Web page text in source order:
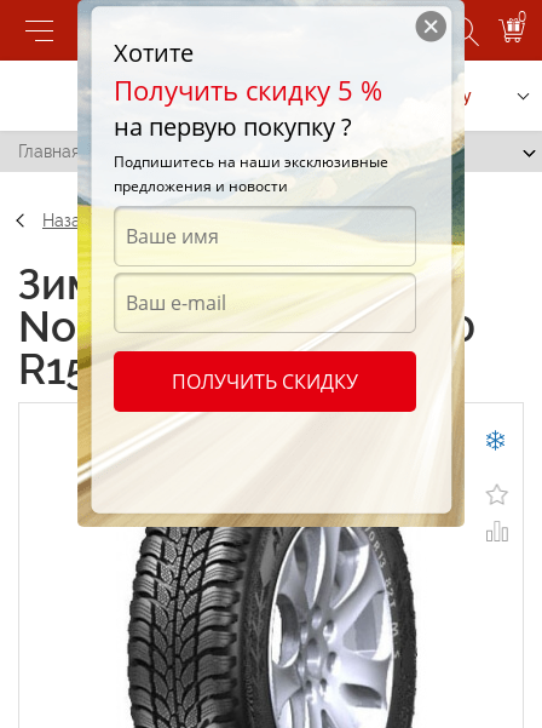
0
Позвонить Заказать услугу
Главная / Amtel NordMaster CL 205/70 R15 95T
Назад
Зимние шины Amtel
NordMaster CL 205/70
R15 95T
Хотите
Получить скидку 5 %
на первую покупку ?
Подпишитесь на наши эксклюзивные
предложения и новости
ПОЛУЧИТЬ СКИДКУ